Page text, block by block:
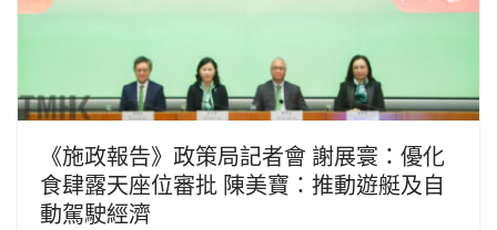
《施政報告》政策局記者會 謝展寰：優化
食肆露天座位審批 陳美寶：推動遊艇及自
動駕駛經濟